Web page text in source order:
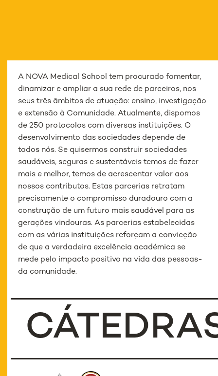
A NOVA Medical School tem procurado fomentar,
dinamizar e ampliar a sua rede de parceiros, nos
seus três âmbitos de atuação: ensino, investigação
e extensão à Comunidade. Atualmente, dispomos
de 250 protocolos com diversas instituições. O
desenvolvimento das sociedades depende de
todos nós. Se quisermos construir sociedades
saudáveis, seguras e sustentáveis temos de fazer
mais e melhor, temos de acrescentar valor aos
nossos contributos. Estas parcerias retratam
precisamente o compromisso duradouro com a
construção de um futuro mais saudável para as
gerações vindouras. As parcerias estabelecidas
com as várias instituições reforçam a convicção
de que a verdadeira excelência académica se
mede pelo impacto positivo na vida das pessoas-
da comunidade.